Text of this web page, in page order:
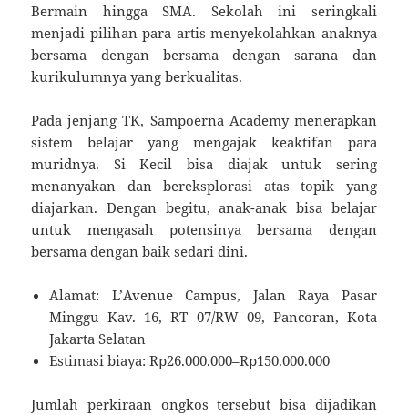
Bermain hingga SMA. Sekolah ini seringkali
menjadi pilihan para artis menyekolahkan anaknya
bersama dengan bersama dengan sarana dan
kurikulumnya yang berkualitas.
Pada jenjang TK, Sampoerna Academy menerapkan
sistem belajar yang mengajak keaktifan para
muridnya. Si Kecil bisa diajak untuk sering
menanyakan dan bereksplorasi atas topik yang
diajarkan. Dengan begitu, anak-anak bisa belajar
untuk mengasah potensinya bersama dengan
bersama dengan baik sedari dini.
Alamat: L’Avenue Campus, Jalan Raya Pasar
Minggu Kav. 16, RT 07/RW 09, Pancoran, Kota
Jakarta Selatan
Estimasi biaya: Rp26.000.000–Rp150.000.000
Jumlah perkiraan ongkos tersebut bisa dijadikan